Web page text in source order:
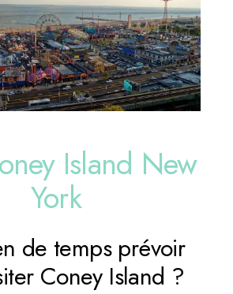
Island New
York
de temps prévoir
Coney Island ?